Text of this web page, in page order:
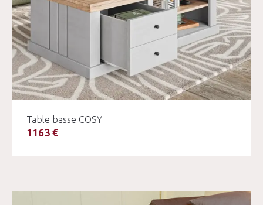
Table basse COSY
1163 €